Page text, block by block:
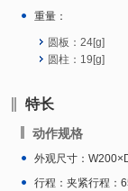
重量：
圆板：24[g]
圆柱：19[g]
特长
动作规格
外观尺寸：
行程：夹紧行程：